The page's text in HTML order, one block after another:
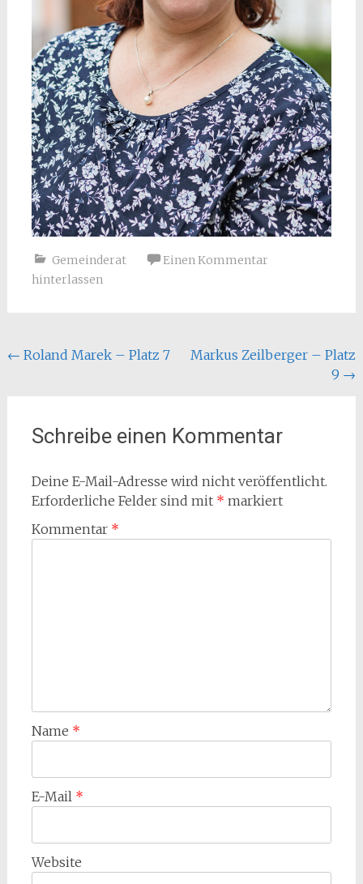
Gemeinderat
Einen Kommentar
hinterlassen
Beitragsnavigation
← Roland Marek – Platz 7
Markus Zeilberger – Platz
9 →
Schreibe einen Kommentar
Deine E-Mail-Adresse wird nicht veröffentlicht.
Erforderliche Felder sind mit * markiert
Kommentar *
Name *
E-Mail *
Website